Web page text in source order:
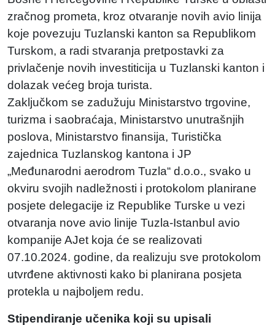
zračnog prometa, kroz otvaranje novih avio linija
koje povezuju Tuzlanski kanton sa Republikom
Turskom, a radi stvaranja pretpostavki za
privlačenje novih investiticija u Tuzlanski kanton i
dolazak većeg broja turista.
Zaključkom se zadužuju Ministarstvo trgovine,
turizma i saobraćaja, Ministarstvo unutrašnjih
poslova, Ministarstvo finansija, Turistička
zajednica Tuzlanskog kantona i JP
„Međunarodni aerodrom Tuzla“ d.o.o., svako u
okviru svojih nadležnosti i protokolom planirane
posjete delegacije iz Republike Turske u vezi
otvaranja nove avio linije Tuzla-Istanbul avio
kompanije AJet koja će se realizovati
07.10.2024. godine, da realizuju sve protokolom
utvrđene aktivnosti kako bi planirana posjeta
protekla u najboljem redu.
Stipendiranje učenika koji su upisali